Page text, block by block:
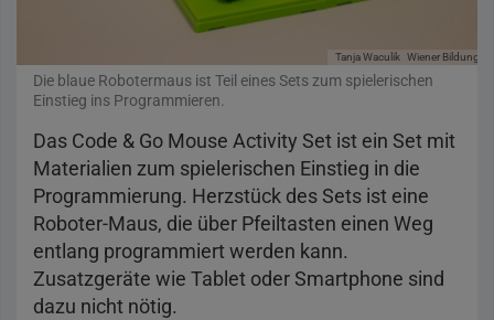
Tanja Waculik Wiener
Die blaue Robotermaus ist Teil eines Sets zum spielerischen
Einstieg ins Programmieren.
Das Code & Go Mouse Activity Set ist ein Set mit
Materialien zum spielerischen Einstieg in die
Programmierung. Herzstück des Sets ist eine
Roboter-Maus, die über Pfeiltasten einen Weg
entlang programmiert werden kann.
Zusatzgeräte wie Tablet oder Smartphone sind
dazu nicht nötig.